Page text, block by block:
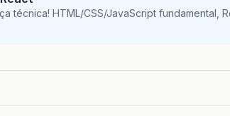
técnica! HTML/CSS/JavaScript fundamental,